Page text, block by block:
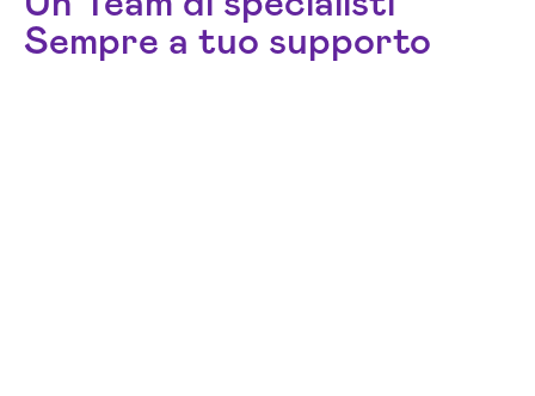
Sempre a tuo supporto